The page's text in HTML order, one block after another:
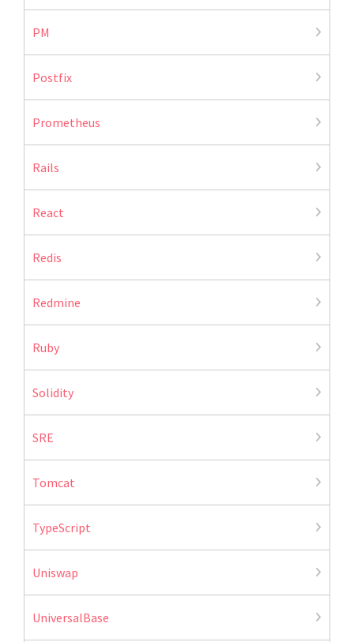
PM
Postfix
Prometheus
Rails
React
Redis
Redmine
Ruby
Solidity
SRE
Tomcat
TypeScript
Uniswap
UniversalBase